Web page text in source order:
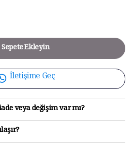
Sepete Ekleyin
İletişime Geç
veya değişim var mı?